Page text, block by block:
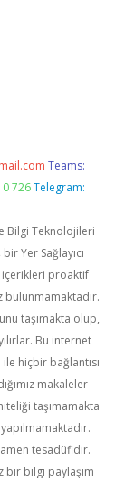
Teams:
726 Telegram:
Bilgi Teknolojileri
Yer Sağlayıcı
içerikleri proaktif
bulunmamaktadır.
taşımakta olup,
Bu internet
hiçbir bağlantısı
makaleler
taşımamakta
tesadüfidir.
bir bilgi paylaşım